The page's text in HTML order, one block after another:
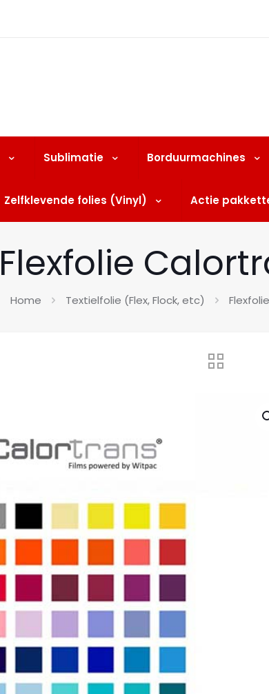
Sublimatie Borduurmachines
Zelfklevende folies (Vinyl) Actie
Flexfolie
Home Textielfolie (Flex, Flock, etc) Flexfolie